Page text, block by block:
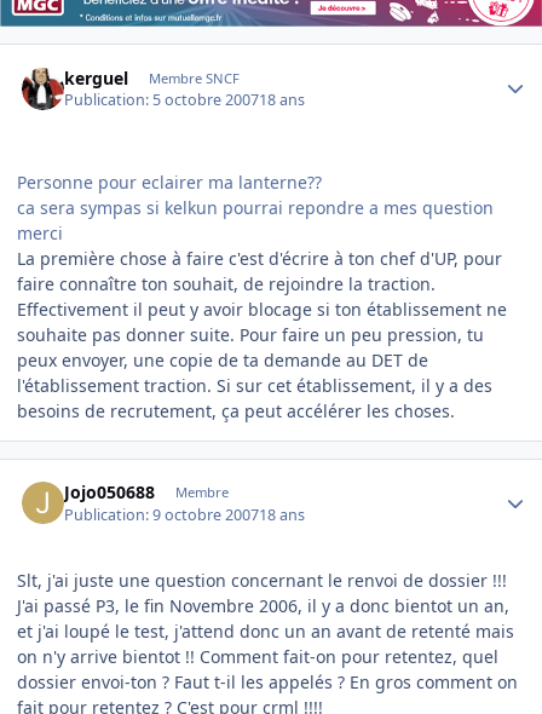
kerguel Membre SNCF
Publication: 5 octobre 200718 ans
Personne pour eclairer ma lanterne??
ca sera sympas si kelkun pourrai repondre a mes question
merci
La première chose à faire c'est d'écrire à ton chef d'UP, pour
faire connaître ton souhait, de rejoindre la traction.
Effectivement il peut y avoir blocage si ton établissement ne
souhaite pas donner suite. Pour faire un peu pression, tu
peux envoyer, une copie de ta demande au DET de
l'établissement traction. Si sur cet établissement, il y a des
besoins de recrutement, ça peut accélérer les choses.
Jojo050688 Membre
Publication:9 octobre 200718 ans
Slt, j'ai juste une question concernant le renvoi de dossier !!!
J'ai passé P3, le fin Novembre 2006, il y a donc bientot un an,
et j'ai loupé le test, j'attend donc un an avant de retenté mais
on n'y arrive bientot !! Comment fait-on pour retentez, quel
dossier envoi-ton ? Faut t-il les appelés ? En gros comment on
fait pour retentez ? C'est pour crml !!!!